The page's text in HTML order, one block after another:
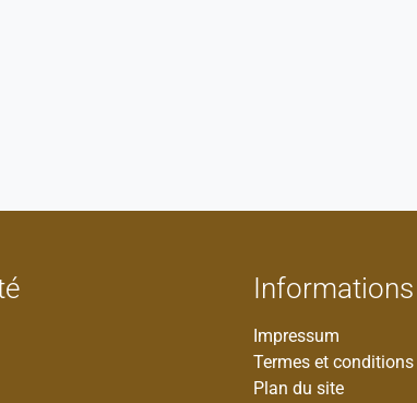
Informations
Impressum
Termes et conditions
Plan du site